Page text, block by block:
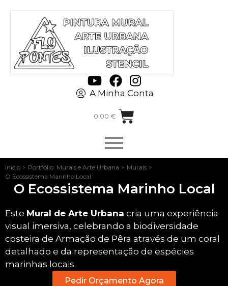
A Minha Conta
0,00 €
Início > Portfólio: Murais e Arte Urbana > Murais >
O Ecossistema Marinho Local
O Ecossistema Marinho Local
Este Mural de Arte Urbana cria uma experiência
visual imersiva, celebrando a biodiversidade
costeira de Armação de Pêra através de um coral
detalhado e da representação de espécies
marinhas locais.
Pedir Orçamento Agora